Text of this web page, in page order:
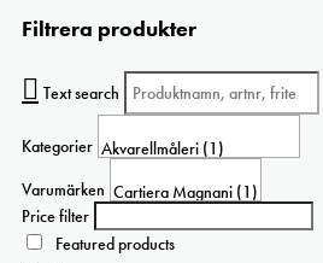
Filtrera produkter
Text search
Kategorier
Varumärken
Price filter
Featured products